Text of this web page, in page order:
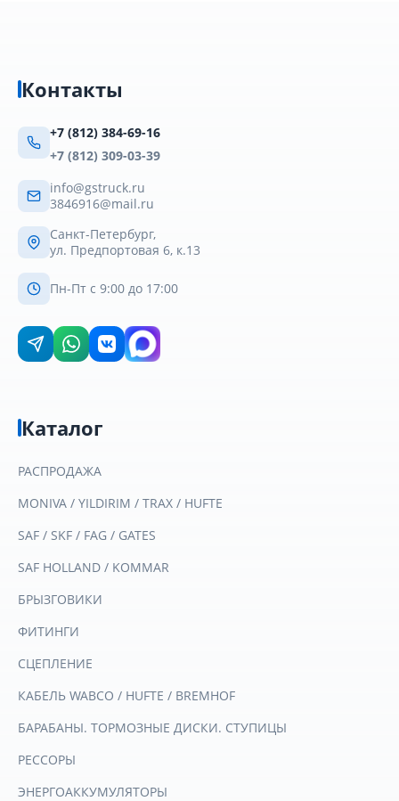
Контакты
+7 (812) 384-69-16
+7 (812) 309-03-39
info@gstruck.ru
3846916@mail.ru
Санкт-Петербург,
ул. Предпортовая 6, к.13
Пн-Пт с 9:00 до 17:00
Каталог
РАСПРОДАЖА
MONIVA / YILDIRIM / TRAX / HUFTE
SAF / SKF / FAG / GATES
SAF HOLLAND / KOMMAR
БРЫЗГОВИКИ
ФИТИНГИ
СЦЕПЛЕНИЕ
КАБЕЛЬ WABCO / HUFTE / BREMHOF
БАРАБАНЫ. ТОРМОЗНЫЕ ДИСКИ. СТУПИЦЫ
РЕССОРЫ
ЭНЕРГОАККУМУЛЯТОРЫ